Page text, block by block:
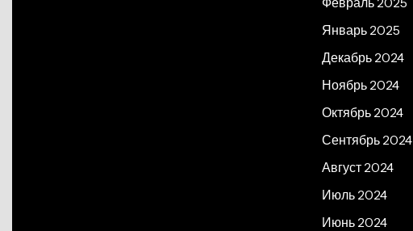
Январь 2025
Декабрь 2024
Ноябрь 2024
Октябрь 2024
Сентябрь 2024
Август 2024
Июль 2024
Июнь 2024